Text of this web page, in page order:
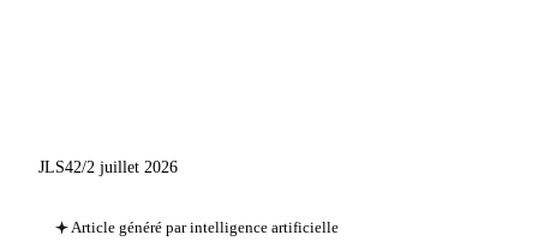
JLS42/2 juillet 2026
Article généré par intelligence artificielle